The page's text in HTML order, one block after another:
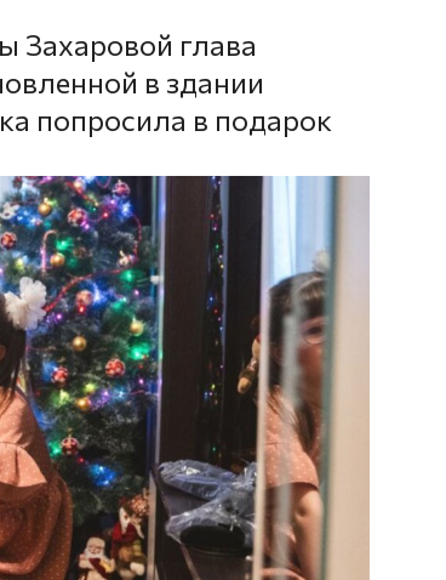
Захаровой глава
в здании
попросила в подарок